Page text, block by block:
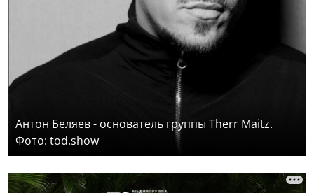
Антон Беляев - основатель группы Therr Maitz.
Фото: tod.show